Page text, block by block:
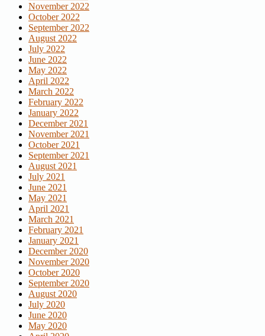
November 2022
October 2022
September 2022
August 2022
July 2022
June 2022
May 2022
April 2022
March 2022
February 2022
January 2022
December 2021
November 2021
October 2021
September 2021
August 2021
July 2021
June 2021
May 2021
April 2021
March 2021
February 2021
January 2021
December 2020
November 2020
October 2020
September 2020
August 2020
July 2020
June 2020
May 2020